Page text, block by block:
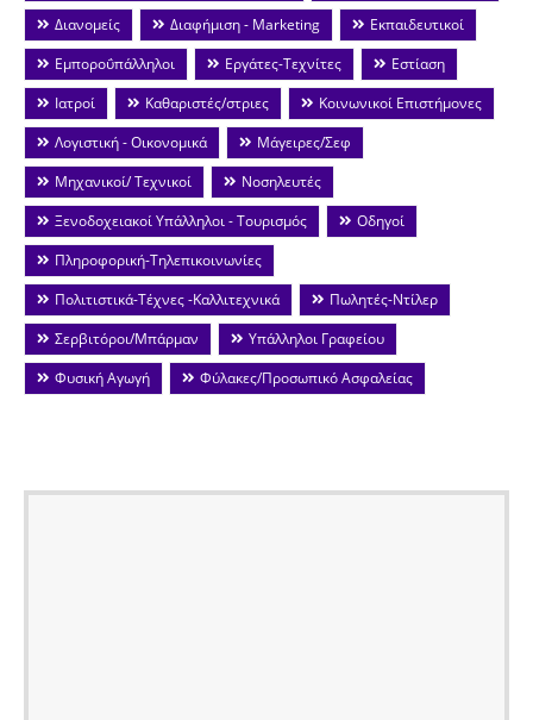
Διανομείς
Διαφήμιση - Marketing
Εκπαιδευτικοί
Εμποροΰπάλληλοι
Εργάτες-Τεχνίτες
Εστίαση
Ιατροί
Καθαριστές/στριες
Κοινωνικοί Επιστήμονες
Λογιστική - Οικονομικά
Μάγειρες/Σεφ
Μηχανικοί/ Τεχνικοί
Νοσηλευτές
Ξενοδοχειακοί Υπάλληλοι - Τουρισμός
Οδηγοί
Πληροφορική-Τηλεπικοινωνίες
Πολιτιστικά-Τέχνες -Καλλιτεχνικά
Πωλητές-Ντίλερ
Σερβιτόροι/Μπάρμαν
Υπάλληλοι Γραφείου
Φυσική Αγωγή
Φύλακες/Προσωπικό Ασφαλείας